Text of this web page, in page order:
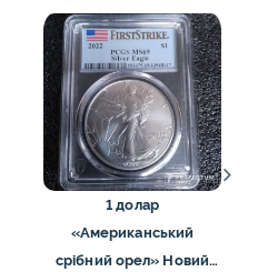
1 долар
«Американський
срібний орел» Новий